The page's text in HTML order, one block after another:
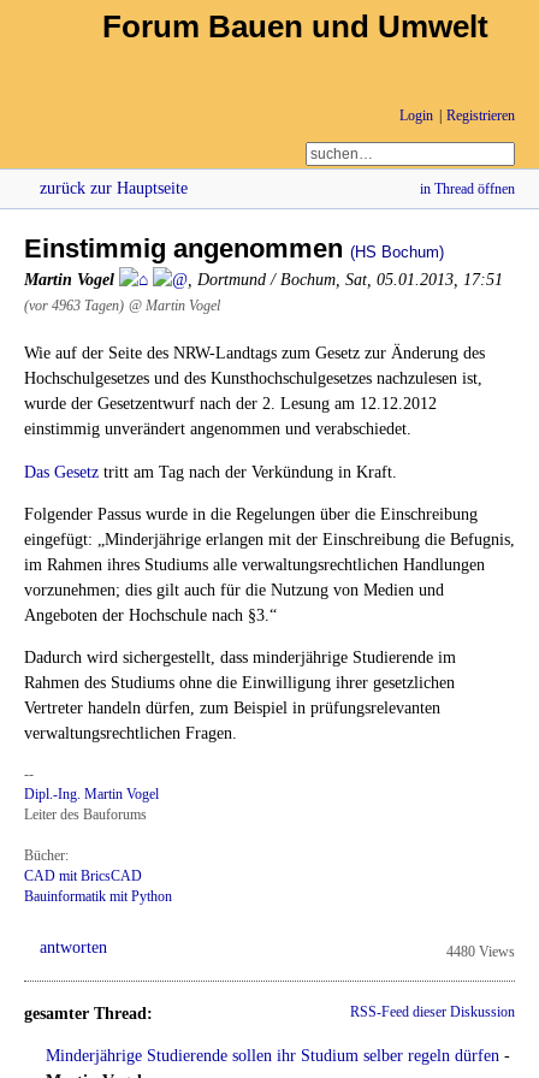
Forum Bauen und Umwelt
Login Registrieren
zurück zur Hauptseite in Thread öffnen
Einstimmig angenommen (HS Bochum)
Martin Vogel Dortmund / Bochum Sat, 05.01.2013, 17:51
(vor 4963 Tagen) @ Martin Vogel
Wie auf der Seite des NRW-Landtags zum Gesetz zur Änderung des
Hochschulgesetzes und des Kunsthochschulgesetzes nachzulesen ist,
wurde der Gesetzentwurf nach der 2. Lesung am 12.12.2012
einstimmig unverändert angenommen und verabschiedet.
Das Gesetz tritt am Tag nach der Verkündung in Kraft.
Folgender Passus wurde in die Regelungen über die Einschreibung
eingefügt: „Minderjährige erlangen mit der Einschreibung die Befugnis,
im Rahmen ihres Studiums alle verwaltungsrechtlichen Handlungen
vorzunehmen; dies gilt auch für die Nutzung von Medien und
Angeboten der Hochschule nach §3.“
Dadurch wird sichergestellt, dass minderjährige Studierende im
Rahmen des Studiums ohne die Einwilligung ihrer gesetzlichen
Vertreter handeln dürfen, zum Beispiel in prüfungsrelevanten
verwaltungsrechtlichen Fragen.
--
Dipl.-Ing. Martin Vogel
Leiter des Bauforums
Bücher:
CAD mit BricsCAD
Bauinformatik mit Python
antworten 4480 Views
gesamter Thread: RSS-Feed dieser Diskussion
Minderjährige Studierende sollen ihr Studium selber regeln dürfen -